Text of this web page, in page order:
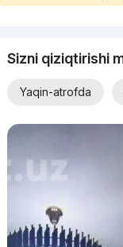
Sizni qiziqtirishi
Yaqin-atrofda